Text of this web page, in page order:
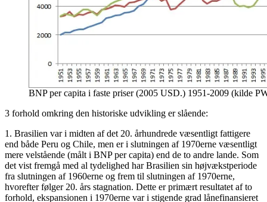
BNP per capita i faste priser (2005 USD.) 1951-2009 (kilde
3 forhold omkring den historiske udvikling er slående:
1. Brasilien var i midten af det 20. århundrede væsentligt fattigere
end både Peru og Chile, men er i slutningen af 1970erne væsentligt
mere velstående (målt i BNP per capita) end de to andre lande. Som
det vist fremgå med al tydelighed har Brasilien sin højvækstperiode
fra slutningen af 1960erne og frem til slutningen af 1970erne,
hvorefter følger 20. års stagnation. Dette er primært resultatet af to
forhold, ekspansionen i 1970erne var i stigende grad lånefinansieret